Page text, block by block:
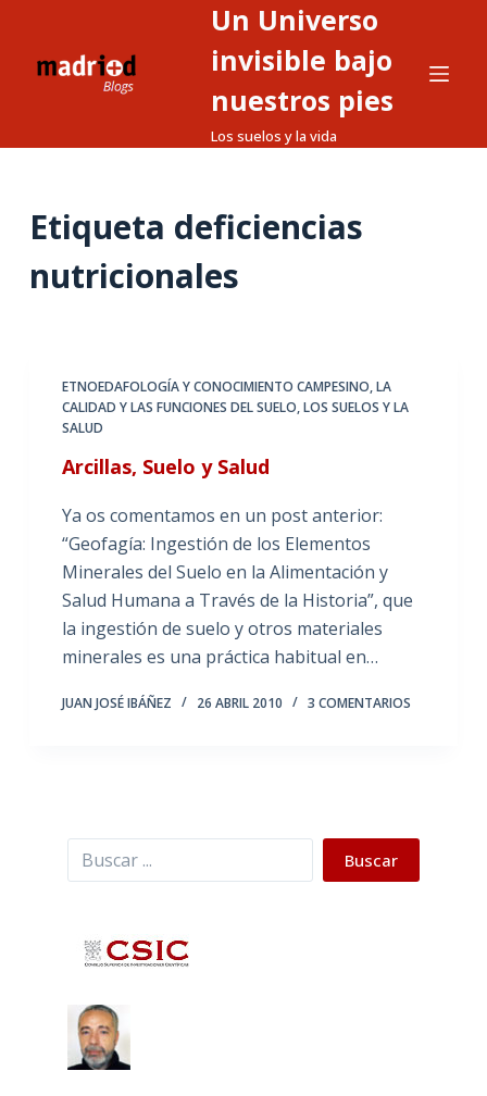
Un Universo
invisible bajo
nuestros pies
Los suelos y la vida
Etiqueta deficiencias
nutricionales
ETNOEDAFOLOGÍA Y CONOCIMIENTO CAMPESINO,LA
CALIDAD Y LAS FUNCIONES DEL SUELO,LOS SUELOS Y LA
SALUD
Arcillas, Suelo y Salud
Ya os comentamos en un post anterior:
“Geofagía: Ingestión de los Elementos
Minerales del Suelo en la Alimentación y
Salud Humana a Través de la Historia”, que
la ingestión de suelo y otros materiales
minerales es una práctica habitual en…
JUAN JOSÉ IBÁÑEZ 26 ABRIL 2010 3 COMENTARIOS
Buscar Buscar